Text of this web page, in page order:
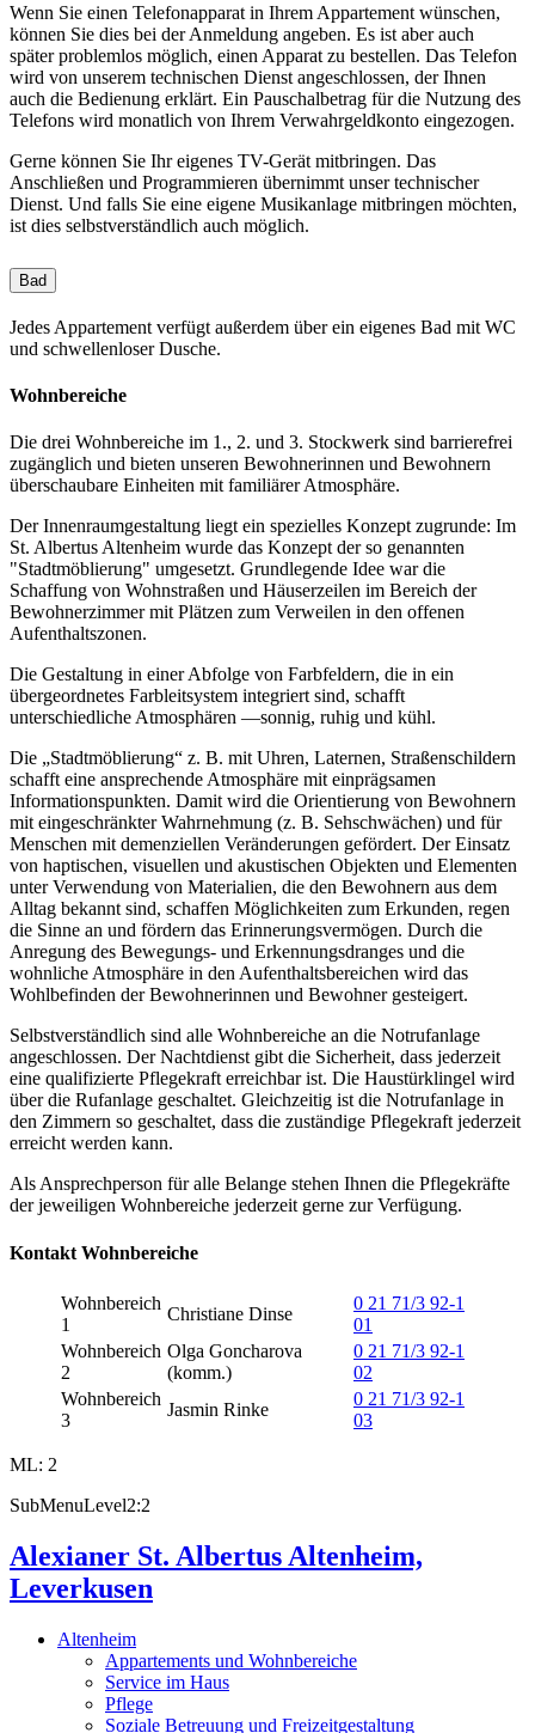
Wenn Sie einen Telefonapparat in Ihrem Appartement wünschen,
können Sie dies bei der Anmeldung angeben. Es ist aber auch
später problemlos möglich, einen Apparat zu bestellen. Das Telefon
wird von unserem technischen Dienst angeschlossen, der Ihnen
auch die Bedienung erklärt. Ein Pauschalbetrag für die Nutzung des
Telefons wird monatlich von Ihrem Verwahrgeldkonto eingezogen.
Gerne können Sie Ihr eigenes TV-Gerät mitbringen. Das
Anschließen und Programmieren übernimmt unser technischer
Dienst. Und falls Sie eine eigene Musikanlage mitbringen möchten,
ist dies selbstverständlich auch möglich.
Bad
Jedes Appartement verfügt außerdem über ein eigenes Bad mit WC
und schwellenloser Dusche.
Wohnbereiche
Die drei Wohnbereiche im 1., 2. und 3. Stockwerk sind barrierefrei
zugänglich und bieten unseren Bewohnerinnen und Bewohnern
überschaubare Einheiten mit familiärer Atmosphäre.
Der Innenraumgestaltung liegt ein spezielles Konzept zugrunde: Im
St. Albertus Altenheim wurde das Konzept der so genannten
"Stadtmöblierung" umgesetzt. Grundlegende Idee war die
Schaffung von Wohnstraßen und Häuserzeilen im Bereich der
Bewohnerzimmer mit Plätzen zum Verweilen in den offenen
Aufenthaltszonen.
Die Gestaltung in einer Abfolge von Farbfeldern, die in ein
übergeordnetes Farbleitsystem integriert sind, schafft
unterschiedliche Atmosphären —sonnig, ruhig und kühl.
Die „Stadtmöblierung“ z. B. mit Uhren, Laternen, Straßenschildern
schafft eine ansprechende Atmosphäre mit einprägsamen
Informationspunkten. Damit wird die Orientierung von Bewohnern
mit eingeschränkter Wahrnehmung (z. B. Sehschwächen) und für
Menschen mit demenziellen Veränderungen gefördert. Der Einsatz
von haptischen, visuellen und akustischen Objekten und Elementen
unter Verwendung von Materialien, die den Bewohnern aus dem
Alltag bekannt sind, schaffen Möglichkeiten zum Erkunden, regen
die Sinne an und fördern das Erinnerungsvermögen. Durch die
Anregung des Bewegungs- und Erkennungsdranges und die
wohnliche Atmosphäre in den Aufenthaltsbereichen wird das
Wohlbefinden der Bewohnerinnen und Bewohner gesteigert.
Selbstverständlich sind alle Wohnbereiche an die Notrufanlage
angeschlossen. Der Nachtdienst gibt die Sicherheit, dass jederzeit
eine qualifizierte Pflegekraft erreichbar ist. Die Haustürklingel wird
über die Rufanlage geschaltet. Gleichzeitig ist die Notrufanlage in
den Zimmern so geschaltet, dass die zuständige Pflegekraft jederzeit
erreicht werden kann.
Als Ansprechperson für alle Belange stehen Ihnen die Pflegekräfte
der jeweiligen Wohnbereiche jederzeit gerne zur Verfügung.
Kontakt Wohnbereiche
Wohnbereich
1
Christiane Dinse
0 21 71/3 92-1
01
Wohnbereich
2
Olga Goncharova
(komm.)
0 21 71/3 92-1
02
Wohnbereich
3
Jasmin Rinke
0 21 71/3 92-1
03
ML: 2
SubMenuLevel2:2
Alexianer St. Albertus Altenheim,
Leverkusen
Altenheim
Appartements und Wohnbereiche
Service im Haus
Pflege
Soziale Betreuung und Freizeitgestaltung